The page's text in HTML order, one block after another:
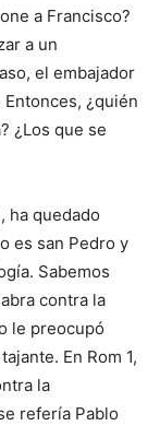
a Francisco?
a un
el embajador
¿quién
¿Los que se
ha quedado
es san Pedro y
Sabemos
contra la
le preocupó
En Rom 1,
la
refería Pablo